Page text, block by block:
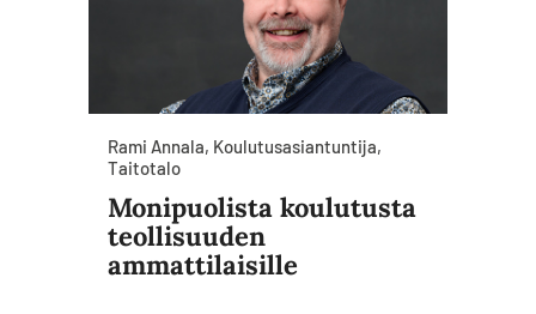
Rami Annala, Koulutusasiantuntija,
Taitotalo
Monipuolista koulutusta
teollisuuden
ammattilaisille